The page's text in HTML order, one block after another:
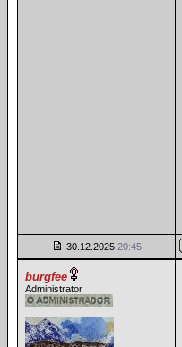
30.12.2025 20:45
burgfee
Administrator